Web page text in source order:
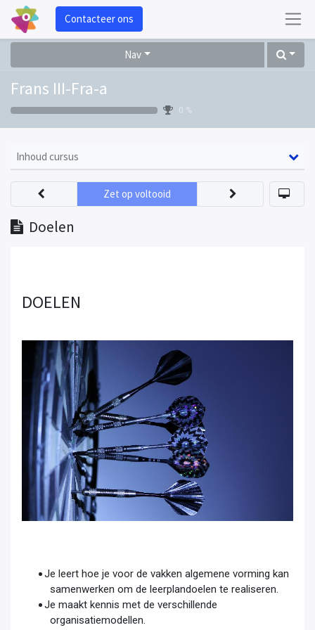
Contacteer ons
Nav
Frans III-Fra-a
0 %
Inhoud cursus
Doelen
Zet op voltooid
DOELEN
Je leert hoe je voor de vakken algemene vorming kan
samenwerken om de leerplandoelen te realiseren.
Je maakt kennis met de verschillende
organisatiemodellen.